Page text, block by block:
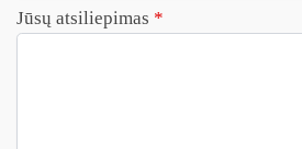
Jūsų atsiliepimas *